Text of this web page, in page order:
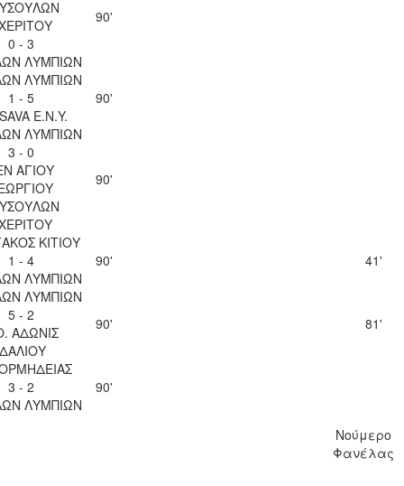
0 - 3
ΛΥΜΠΙΩΝ
90'
ΛΥΜΠΙΩΝ
1 - 5
Ε.Ν.Y.
90'
ΛΥΜΠΙΩΝ
3 - 0
ΑΓΙΟΥ
90'
ΚΙΤΙΟΥ
1 - 4
ΛΥΜΠΙΩΝ
90'
41'
ΛΥΜΠΙΩΝ
5 - 2
ΑΔΩΝΙΣ
90' 81'
3 - 2
ΛΥΜΠΙΩΝ
90'
Νούμερο
Φανέλας